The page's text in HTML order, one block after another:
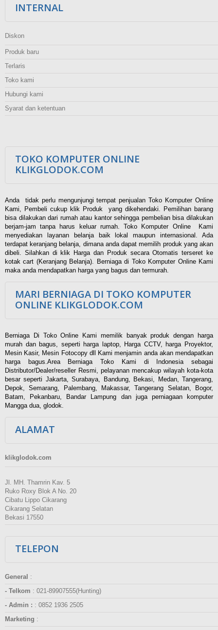
INTERNAL
Diskon
Produk baru
Terlaris
Toko kami
Hubungi kami
Syarat dan ketentuan
TOKO KOMPUTER ONLINE
KLIKGLODOK.COM
Anda tidak perlu mengunjungi tempat penjualan Toko Komputer Online
Kami, Pembeli cukup klik Produk yang dikehendaki. Pemilihan barang
bisa dilakukan dari rumah atau kantor sehingga pembelian bisa dilakukan
berjam-jam tanpa harus keluar rumah. Toko Komputer Online Kami
menyediakan layanan belanja baik lokal maupun internasional. Ada
terdapat keranjang belanja, dimana anda dapat memilih produk yang akan
dibeli. Silahkan di klik Harga dan Produk secara Otomatis terseret ke
kotak cart (Keranjang Belanja). Berniaga di Toko Komputer Online Kami
maka anda mendapatkan harga yang bagus dan termurah.
MARI BERNIAGA DI TOKO KOMPUTER
ONLINE KLIKGLODOK.COM
Berniaga Di Toko Online Kami memilik banyak produk dengan harga
murah dan bagus, seperti harga laptop, Harga CCTV, harga Proyektor,
Mesin Kasir, Mesin Fotocopy dll Kami menjamin anda akan mendapatkan
harga bagus.Area Berniaga Toko Kami di Indonesia sebagai
Distributor/Dealer/reseller Resmi, pelayanan mencakup wilayah kota-kota
besar seperti Jakarta, Surabaya, Bandung, Bekasi, Medan, Tangerang,
Depok, Semarang, Palembang, Makassar, Tangerang Selatan, Bogor,
Batam, Pekanbaru, Bandar Lampung dan juga perniagaan komputer
Mangga dua, glodok.
ALAMAT
klikglodok.com
Jl. MH. Thamrin Kav. 5
Ruko Roxy Blok A No. 20
Cibatu Lippo Cikarang
Cikarang Selatan
Bekasi 17550
TELEPON
General :
- Telkom : 021-89907555(Hunting)
- Admin : : 0852 1936 2505
Marketing :